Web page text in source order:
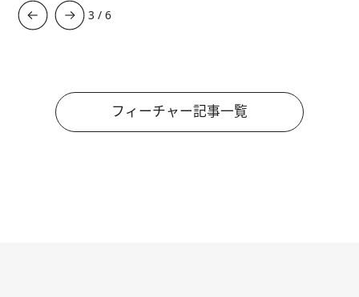
3 /6
フィーチャー記事一覧